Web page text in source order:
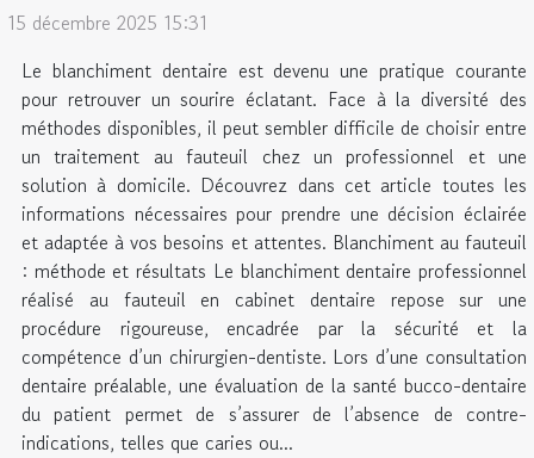
15 décembre 2025 15:31
Le blanchiment dentaire est devenu une pratique courante
pour retrouver un sourire éclatant. Face à la diversité des
méthodes disponibles, il peut sembler difficile de choisir entre
un traitement au fauteuil chez un professionnel et une
solution à domicile. Découvrez dans cet article toutes les
informations nécessaires pour prendre une décision éclairée
et adaptée à vos besoins et attentes. Blanchiment au fauteuil
: méthode et résultats Le blanchiment dentaire professionnel
réalisé au fauteuil en cabinet dentaire repose sur une
procédure rigoureuse, encadrée par la sécurité et la
compétence d’un chirurgien-dentiste. Lors d’une consultation
dentaire préalable, une évaluation de la santé bucco-dentaire
du patient permet de s’assurer de l’absence de contre-
indications, telles que caries ou...